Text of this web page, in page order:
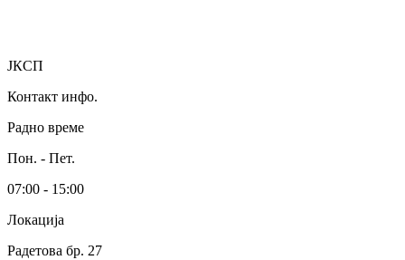
ЈКСП
Контакт инфо.
Радно време
Пон. - Пет.
07:00 - 15:00
Локација
Радетова бр. 27